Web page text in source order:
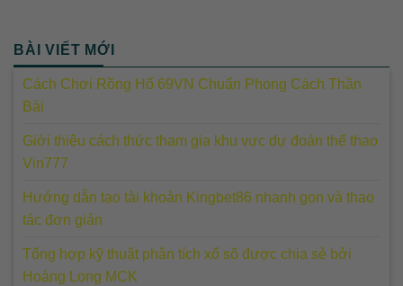
BÀI VIẾT MỚI
Cách Chơi Rồng Hổ 69VN Chuẩn Phong Cách Thần
Bài
Giới thiệu cách thức tham gia khu vực dự đoán thể thao
Vin777
Hướng dẫn tạo tài khoản Kingbet86 nhanh gọn và thao
tác đơn giản
Tổng hợp kỹ thuật phân tích xổ số được chia sẻ bởi
Hoàng Long MCK